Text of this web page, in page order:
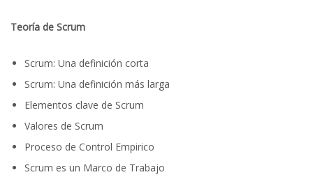
Teoría de Scrum
Scrum: Una definición corta
Scrum: Una definición más larga
Elementos clave de Scrum
Valores de Scrum
Proceso de Control Empirico
Scrum es un Marco de Trabajo